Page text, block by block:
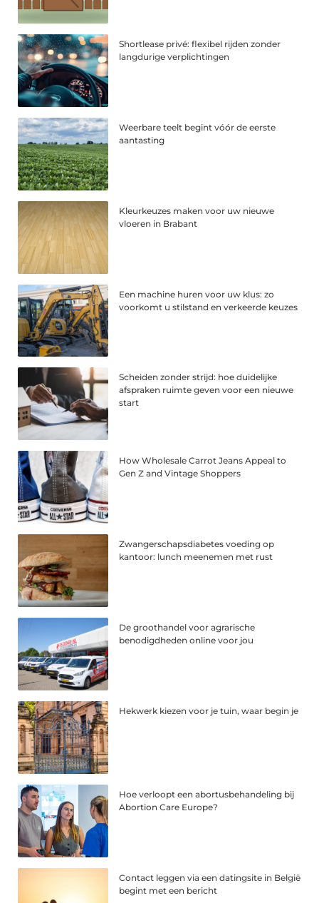
Shortlease privé: flexibel rijden zonder
langdurige verplichtingen
Weerbare teelt begint vóór de eerste
aantasting
Kleurkeuzes maken voor uw nieuwe
vloeren in Brabant
Een machine huren voor uw klus: zo
voorkomt u stilstand en verkeerde keuzes
Scheiden zonder strijd: hoe duidelijke
afspraken ruimte geven voor een nieuwe
start
How Wholesale Carrot Jeans Appeal to
Gen Z and Vintage Shoppers
Zwangerschapsdiabetes voeding op
kantoor: lunch meenemen met rust
De groothandel voor agrarische
benodigdheden online voor jou
Hekwerk kiezen voor je tuin, waar begin je
Hoe verloopt een abortusbehandeling bij
Abortion Care Europe?
Contact leggen via een datingsite in België
begint met een bericht